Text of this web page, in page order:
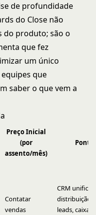
de profundidade
do Close não
do produto; são o
que fez
um único
que
saber o que vem a
Preço Inicial
(por
assento/mês)
Ponto
Contatar
vendas
CRM
distribuição
leads, caixa